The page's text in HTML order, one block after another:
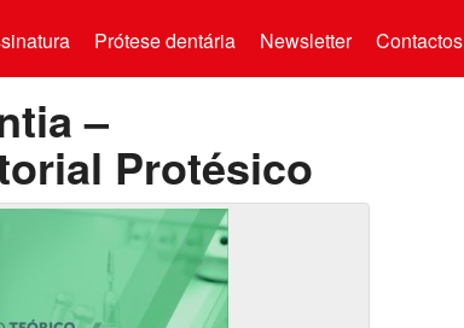
Prótese dentária Newsletter Contactos
–
Protésico